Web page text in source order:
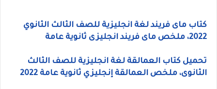
كتاب ماى فريند لغة انجليزية للصف الثالث الثانوي
2022، ملخص ماى فريند انجليزى ثانوية عامة
تحميل كتاب العمالقة لغة انجليزية للصف الثالث
الثانوى، ملخص العمالقة إنجليزي ثانوية عامة 2022